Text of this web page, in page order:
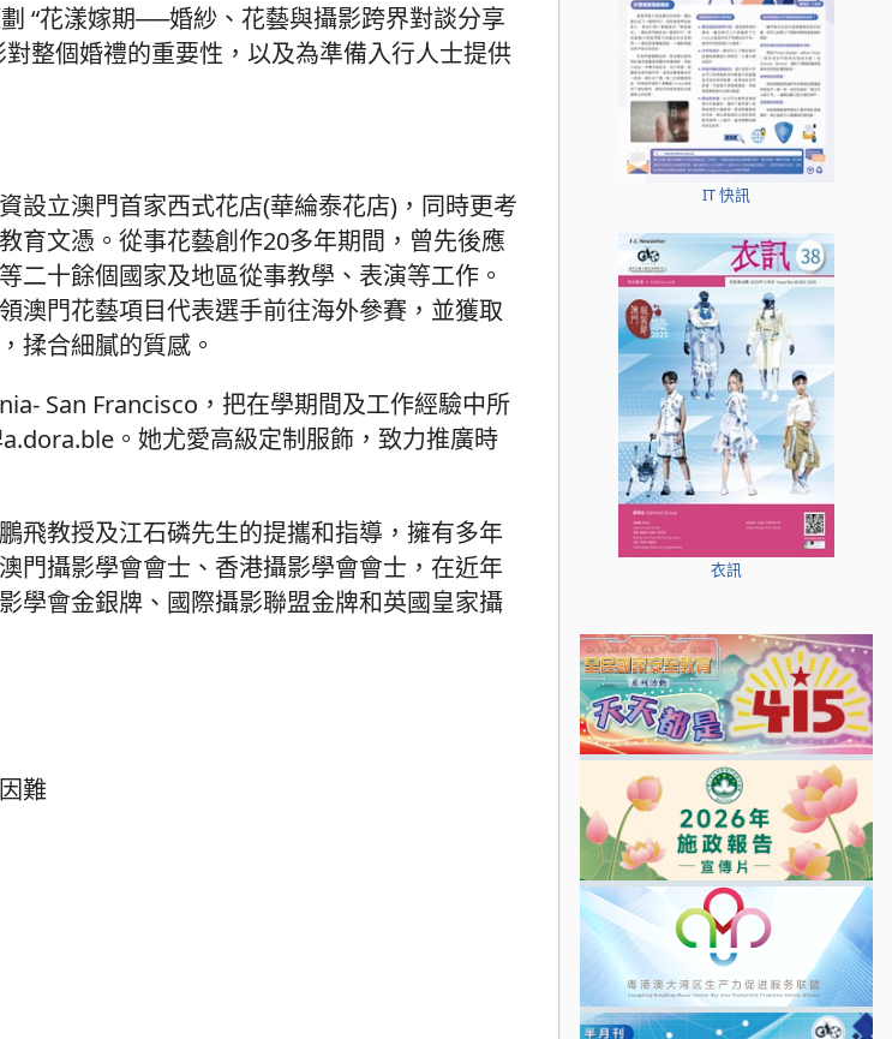
“花漾嫁期──婚紗、花藝與攝影跨界對談分享
整個婚禮的重要性，以及為準備入行人士提供
設立澳門首家西式花店(華綸泰花店)，同時更考
育文憑。從事花藝創作20多年期間，曾先後應
二十餘個國家及地區從事教學、表演等工作。
澳門花藝項目代表選手前往海外參賽，並獲取
揉合細膩的質感。
San Francisco，把在學期間及工作經驗中所
。她尤愛高級定制服飾，致力推廣時
飛教授及江石磷先生的提攜和指導，擁有多年
門攝影學會會士、香港攝影學會會士，在近年
學會金銀牌、國際攝影聯盟金牌和英國皇家攝
難
IT 快訊
衣訊